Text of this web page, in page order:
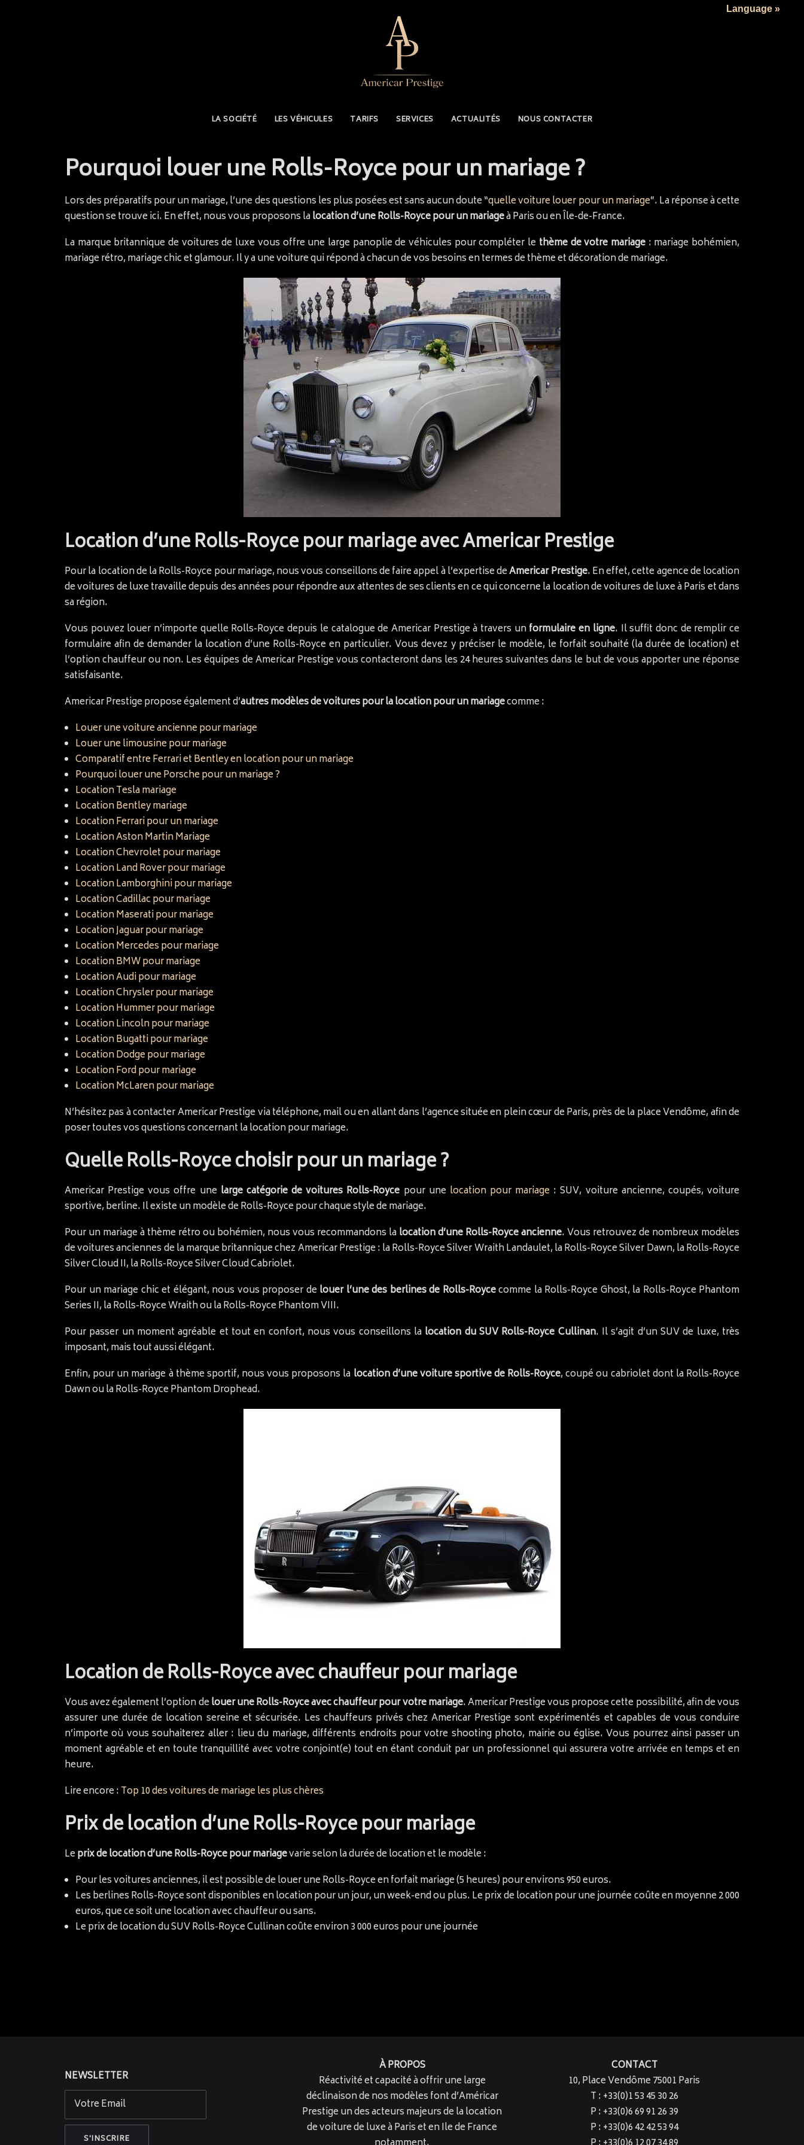
LA SOCIÉTÉ LES VÉHICULES TARIFS SERVICES ACTUALITÉS NOUS CONTACTER
Pourquoi louer une Rolls-Royce pour un mariage ?
Lors des préparatifs pour un mariage, l’une des questions les plus posées est sans aucun doute “quelle voiture louer pour un mariage”. La réponse à cette
question se trouve ici. En effet, nous vous proposons lalocation d’une Rolls-Royce pour un mariageà Paris ou en Île-de-France.
La marque britannique de voitures de luxe vous offre une large panoplie de véhicules pour compléter le thème de votre mariage: mariage bohémien,
mariage rétro, mariage chic et glamour. Il y a une voiture qui répond à chacun de vos besoins en termes de thème et décoration de mariage.
Location d’une Rolls-Royce pour mariage avec Americar Prestige
Pour la location de la Rolls-Royce pour mariage, nous vous conseillons de faire appel à l’expertise deAmericar Prestige. En effet, cette agence de location
de voitures de luxe travaille depuis des années pour répondre aux attentes de ses clients en ce qui concerne la location de voitures de luxe à Paris et dans
sa région.
Vous pouvez louer n’importe quelle Rolls-Royce depuis le catalogue de Americar Prestige à travers unformulaire en ligne. Il suffit donc de remplir ce
formulaire afin de demander la location d’une Rolls-Royce en particulier. Vous devez y préciser le modèle, le forfait souhaité (la durée de location) et
l’option chauffeur ou non. Les équipes de Americar Prestige vous contacteront dans les 24 heures suivantes dans le but de vous apporter une réponse
satisfaisante.
Americar Prestige propose également d’autres modèles de voitures pour la location pour un mariagecomme :
Louer une voiture ancienne pour mariage
Louer une limousine pour mariage
Comparatif entre Ferrari et Bentley en location pour un mariage
Pourquoi louer une Porsche pour un mariage ?
Location Tesla mariage
Location Bentley mariage
Location Ferrari pour un mariage
Location Aston Martin Mariage
Location Chevrolet pour mariage
Location Land Rover pour mariage
Location Lamborghini pour mariage
Location Cadillac pour mariage
Location Maserati pour mariage
Location Jaguar pour mariage
Location Mercedes pour mariage
Location BMW pour mariage
Location Audi pour mariage
Location Chrysler pour mariage
Location Hummer pour mariage
Location Lincoln pour mariage
Location Bugatti pour mariage
Location Dodge pour mariage
Location Ford pour mariage
Location McLaren pour mariage
N’hésitez pas à contacter Americar Prestige via téléphone, mail ou en allant dans l’agence située en plein cœur de Paris, près de la place Vendôme, afin de
poser toutes vos questions concernant la location pour mariage.
Quelle Rolls-Royce choisir pour un mariage ?
Americar Prestige vous offre une large catégorie de voitures Rolls-Royce pour une location pour mariage : SUV, voiture ancienne, coupés, voiture
sportive, berline. Il existe un modèle de Rolls-Royce pour chaque style de mariage.
Pour un mariage à thème rétro ou bohémien, nous vous recommandons lalocation d’une Rolls-Royce ancienne. Vous retrouvez de nombreux modèles
de voitures anciennes de la marque britannique chez Americar Prestige : la Rolls-Royce Silver Wraith Landaulet, la Rolls-Royce Silver Dawn, la Rolls-Royce
Silver Cloud II, la Rolls-Royce Silver Cloud Cabriolet.
Pour un mariage chic et élégant, nous vous proposer delouer l’une des berlines de Rolls-Roycecomme la Rolls-Royce Ghost, la Rolls-Royce Phantom
Series II, la Rolls-Royce Wraith ou la Rolls-Royce Phantom VIII.
Pour passer un moment agréable et tout en confort, nous vous conseillons la location du SUV Rolls-Royce Cullinan. Il s’agit d’un SUV de luxe, très
imposant, mais tout aussi élégant.
Enfin, pour un mariage à thème sportif, nous vous proposons la location d’une voiture sportive de Rolls-Royce, coupé ou cabriolet dont la Rolls-Royce
Dawn ou la Rolls-Royce Phantom Drophead.
Location de Rolls-Royce avec chauffeur pour mariage
Vous avez également l’option delouer une Rolls-Royce avec chauffeur pour votre mariage. Americar Prestige vous propose cette possibilité, afin de vous
assurer une durée de location sereine et sécurisée. Les chauffeurs privés chez Americar Prestige sont expérimentés et capables de vous conduire
n’importe où vous souhaiterez aller : lieu du mariage, différents endroits pour votre shooting photo, mairie ou église. Vous pourrez ainsi passer un
moment agréable et en toute tranquillité avec votre conjoint(e) tout en étant conduit par un professionnel qui assurera votre arrivée en temps et en
heure.
Lire encore :Top 10 des voitures de mariage les plus chères
Prix de location d’une Rolls-Royce pour mariage
Leprix de location d’une Rolls-Royce pour mariagevarie selon la durée de location et le modèle :
Pour les voitures anciennes, il est possible de louer une Rolls-Royce en forfait mariage (5 heures) pour environs 950 euros.
Les berlines Rolls-Royce sont disponibles en location pour un jour, un week-end ou plus. Le prix de location pour une journée coûte en moyenne 2 000
euros, que ce soit une location avec chauffeur ou sans.
Le prix de location du SUV Rolls-Royce Cullinan coûte environ 3 000 euros pour une journée
NEWSLETTER
À PROPOS
Réactivité et capacité à offrir une large
déclinaison de nos modèles font d’Américar
Prestige un des acteurs majeurs de la location
de voiture de luxe à Paris et en Ile de France
CONTACT
10, Place Vendôme 75001 Paris
T : +33(0)1 53 45 30 26
P : +33(0)6 69 91 26 39
P : +33(0)6 42 42 53 94
Language »